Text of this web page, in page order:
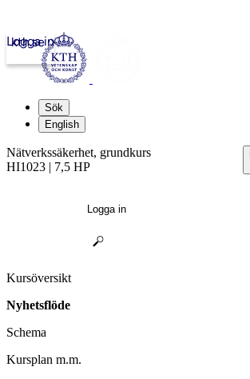
kth.se
Logga in
Sök
English
Nätverkssäkerhet, grundkurs
HI1023 | 7,5 HP
Logga in
Kursöversikt
Nyhetsflöde
Schema
Kursplan m.m.